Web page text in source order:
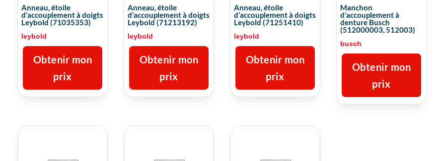
Anneau, étoile
d’accouplement à doigts
Leybold (71035353)
leybold
Obtenir mon
prix
Anneau, étoile
d’accouplement à doigts
Leybold (71213192)
leybold
Obtenir mon
prix
Anneau, étoile
d’accouplement à doigts
Leybold (71251410)
leybold
Obtenir mon
prix
Manchon
d’accouplement à
denture Busch
(512000003, 512003)
busch
Obtenir mon
prix